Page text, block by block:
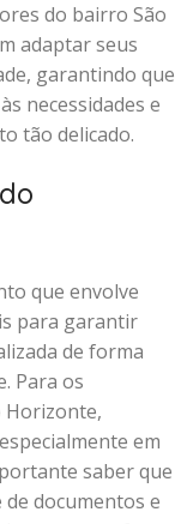
do bairro São
adaptar seus
garantindo que
necessidades e
tão delicado.
que envolve
para garantir
de forma
Para os
Horizonte,
em
saber que
documentos e